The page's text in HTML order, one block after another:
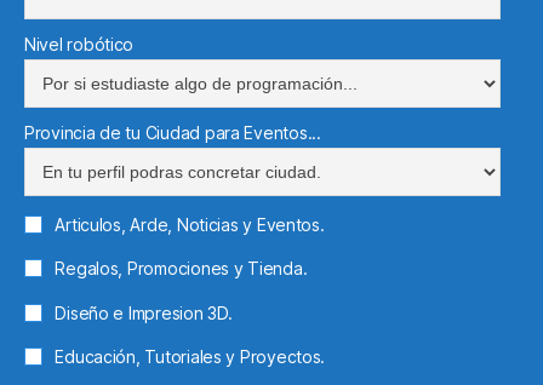
Nivel robótico
Provincia de tu Ciudad para Eventos...
Articulos, Arde, Noticias y Eventos.
Regalos, Promociones y Tienda.
Diseño e Impresion 3D.
Educación, Tutoriales y Proyectos.